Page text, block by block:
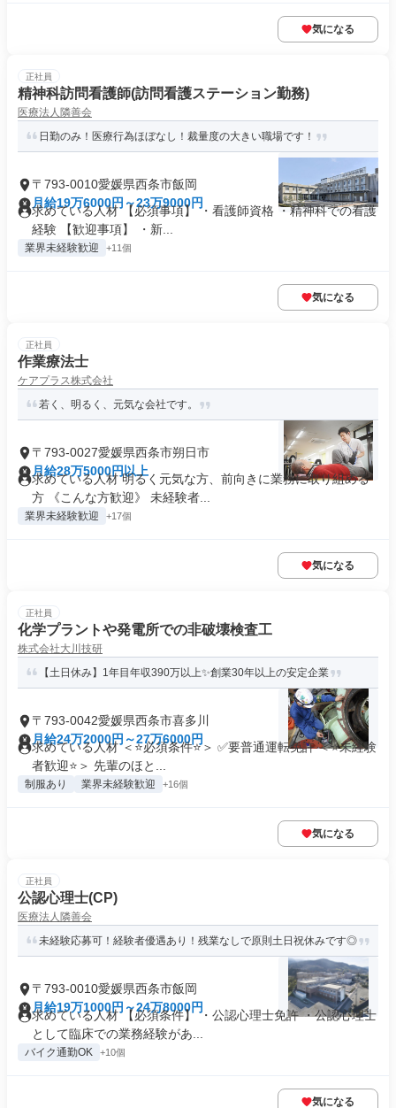
気になる
正社員
精神科訪問看護師(訪問看護ステーション勤務)
医療法人隣善会
日勤のみ！医療行為ほぼなし！裁量度の大きい職場です！
〒793-0010愛媛県西条市飯岡
月給19万6000円～23万9000円
求めている人材 【必須事項】 ・看護師資格 ・精神科での看護
経験 【歓迎事項】 ・新...
業界未経験歓迎 +11個
気になる
正社員
作業療法士
ケアプラス株式会社
若く、明るく、元気な会社です。
〒793-0027愛媛県西条市朔日市
月給28万5000円以上
求めている人材 明るく元気な方、前向きに業務に取り組める
方 《こんな方歓迎》 未経験者...
業界未経験歓迎 +17個
気になる
正社員
化学プラントや発電所での非破壊検査工
株式会社大川技研
【土日休み】1年目年収390万以上✨創業30年以上の安定企業
〒793-0042愛媛県西条市喜多川
月給24万2000円～27万6000円
求めている人材 ＜⭐必須条件⭐＞ ✅要普通運転免許 ＜⭐未経験
者歓迎⭐＞ 先輩のほと...
制服あり 業界未経験歓迎 +16個
気になる
正社員
公認心理士(CP)
医療法人隣善会
未経験応募可！経験者優遇あり！残業なしで原則土日祝休みです◎
〒793-0010愛媛県西条市飯岡
月給19万1000円～24万8000円
求めている人材 【必須条件】 ・公認心理士免許 ・公認心理士
として臨床での業務経験があ...
バイク通勤OK +10個
気になる